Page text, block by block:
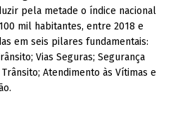
pela metade o índice nacional
mil habitantes, entre 2018 e
em seis pilares fundamentais:
Vias Seguras; Segurança
Atendimento às Vítimas e